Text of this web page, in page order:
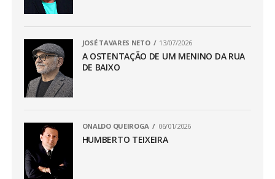
JOSÉ TAVARES NETO 13/07/2026
A OSTENTAÇÃO DE UM MENINO DA RUA
DE BAIXO
ONALDO QUEIROGA 06/01/2026
HUMBERTO TEIXEIRA